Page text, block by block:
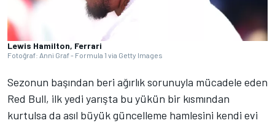
Lewis Hamilton, Ferrari
Fotoğraf: Anni Graf - Formula 1 via Getty Images
Sezonun başından beri ağırlık sorunuyla mücadele eden
Red Bull, ilk yedi yarışta bu yükün bir kısmından
kurtulsa da asıl büyük güncelleme hamlesini kendi evi